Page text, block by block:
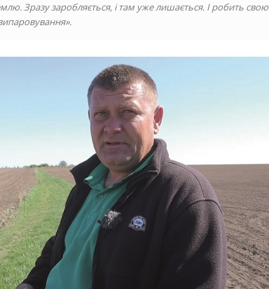
Зразу заробляється, і там уже лишається. І робить свою